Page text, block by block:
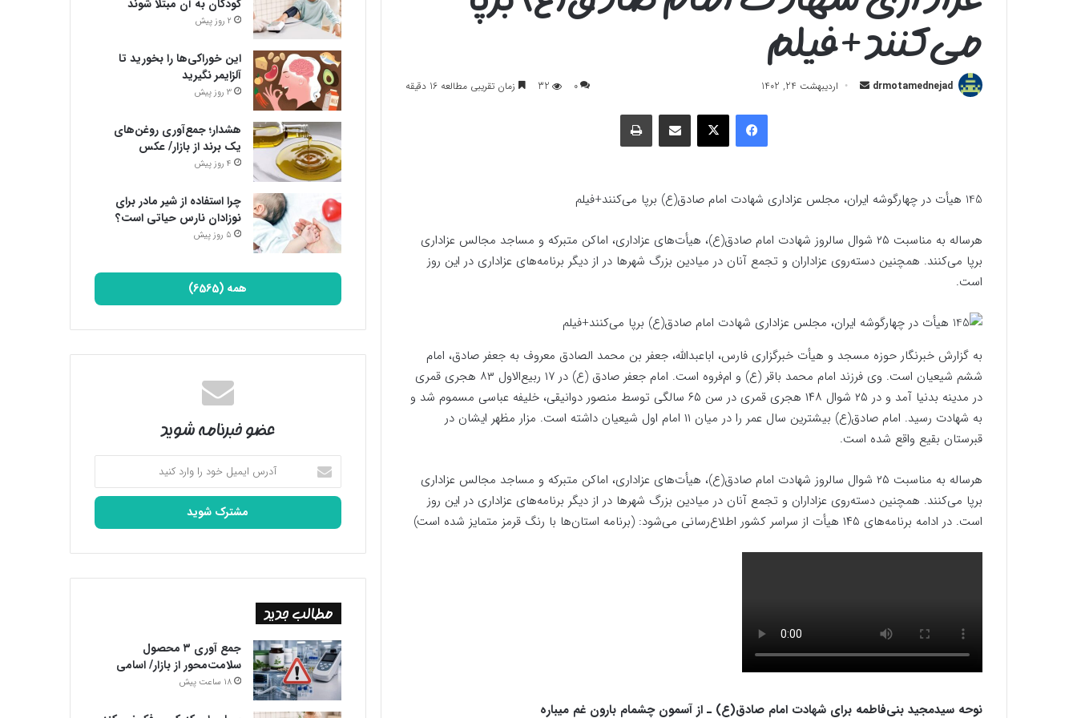
می‌کنند+فیلم
drmotamednejad
ارسال اردیبهشت 24, 1402 0
32 زمان تقریبی مطالعه 16 دقیقه
فیسبوک ایکس اشتراک گذاری با ایمیل چاپ
145 هیأت در چهارگوشه ایران، مجلس عزاداری شهادت امام صادق(ع) برپا می‌کنند+فیلم
هرساله به مناسبت ۲۵ شوال سالروز شهادت امام صادق(ع)، هیأت‌های عزاداری، اماکن متبرکه و مساجد مجالس عزاداری
برپا می‌کنند. همچنین دسته‌روی عزاداران و تجمع آنان در میادین بزرگ شهرها در از دیگر برنامه‌های عزاداری در این روز
است.
به گزارش خبرنگار حوزه مسجد و هیأت خبرگزاری فارس، اباعبدالله، جعفر بن محمد الصادق معروف به جعفر صادق، امام
ششم شیعیان است. وی فرزند امام محمد باقر (ع) و ام‌فروه است. امام جعفر صادق (ع) در ۱۷ ربیع‌الاول ۸۳ هجری قمری
در مدینه بدنیا آمد و در ۲۵ شوال ۱۴۸ هجری قمری در سن ۶۵ سالگی توسط منصور دوانیقی، خلیفه عباسی مسموم شد و
به شهادت رسید. امام صادق(ع) بیشترین سال عمر را در میان ۱۱ امام اول شیعیان داشته‌ است. مزار مظهر ایشان در
قبرستان بقیع واقع شده است.
هرساله به مناسبت ۲۵ شوال سالروز شهادت امام صادق(ع)، هیأت‌های عزاداری، اماکن متبرکه و مساجد مجالس عزاداری
برپا می‌کنند. همچنین دسته‌روی عزاداران و تجمع آنان در میادین بزرگ شهرها در از دیگر برنامه‌های عزاداری در این روز
است. در ادامه برنامه‌های ۱۴۵ هیأت از سراسر کشور اطلاع‌رسانی می‌شود: (برنامه استان‌ها با رنگ قرمز متمایز شده است)
نوحه سیدمجید بنی‌فاطمه برای شهادت امام صادق(ع) ـ از آسمون چشمام بارون غم میباره
کودکان به آن مبتلا شوند
2 روز پیش
این خوراکی‌ها را بخورید تا
آلزایمر نگیرید
3 روز پیش
هشدار؛ جمع‌آوری روغن‌های
یک برند از بازار/ عکس
4 روز پیش
چرا استفاده از شیر مادر برای
نوزادان نارس حیاتی است؟
5 روز پیش
همه (6565)
عضو خبرنامه شوید
آدرس
ایمیل
خود
وارد
مطالب جدید
جمع آوری ۳ محصول
سلامت‌محور از بازار/ اسامی
18 ساعت پیش